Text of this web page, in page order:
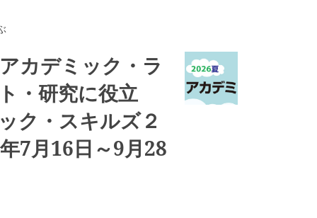
カデミック・ラ
・研究に役立
ク・スキルズ２
7月16日～9月28